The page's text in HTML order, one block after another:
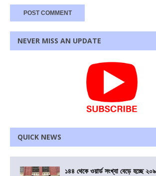
NEVER MISS AN UPDATE
QUICK NEWS
১৪৪ থেকে ওয়ার্ড সংখ্যা বেড়ে হচ্ছে ২০৯